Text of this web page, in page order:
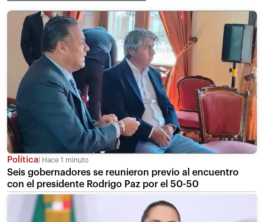
Política Hace 1 minuto
Seis gobernadores se reunieron previo al encuentro
con el presidente Rodrigo Paz por el 50-50